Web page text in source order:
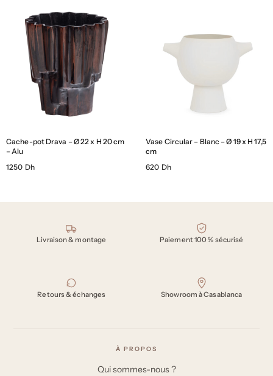
Cache-pot Drava – Ø 22 x H 20 cm
– Alu
1250 Dh
Vase Circular – Blanc – Ø 19 x H 17,5
cm
620 Dh
Nos engagements
Livraison & montage Paiement 100 % sécurisé
Retours & échanges Showroom à Casablanca
À PROPOS
Qui sommes-nous ?